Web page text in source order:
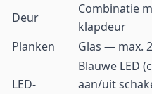
Deur
Combinatie
klapdeur
Planken
Glas — max.
LED-
Blauwe LED
aan/uit